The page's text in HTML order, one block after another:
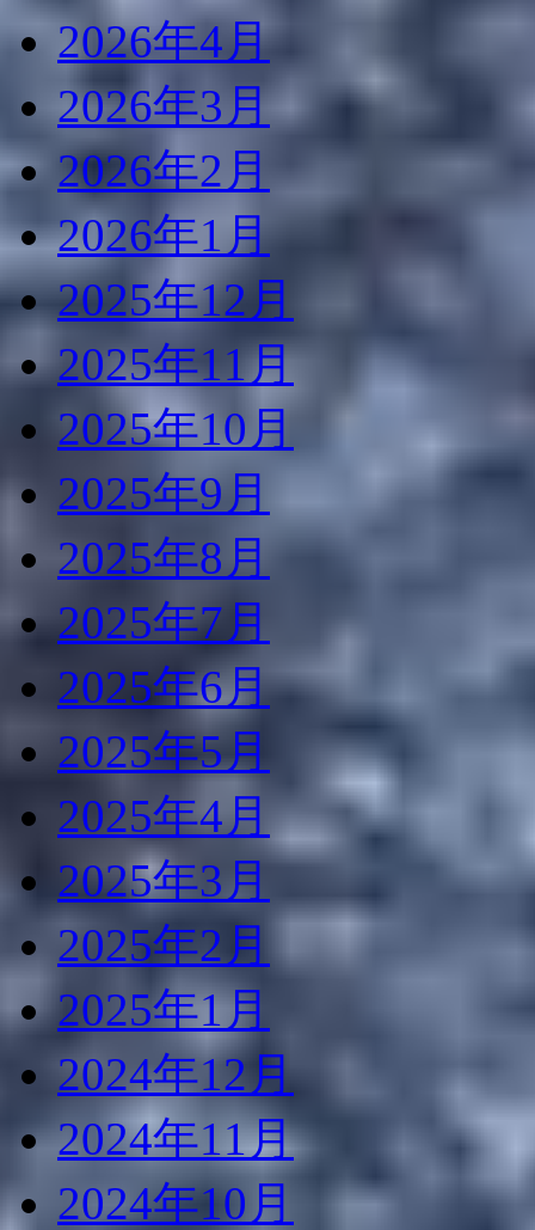
2026年4月
2026年3月
2026年2月
2026年1月
2025年12月
2025年11月
2025年10月
2025年9月
2025年8月
2025年7月
2025年6月
2025年5月
2025年4月
2025年3月
2025年2月
2025年1月
2024年12月
2024年11月
2024年10月